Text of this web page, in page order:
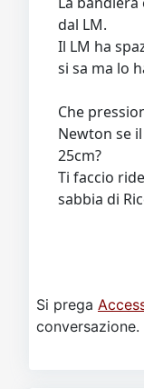
dal LM.
Il LM ha
si sa ma lo
Che
Newton se
25cm?
Ti faccio
sabbia di
Si prega
conversazione.